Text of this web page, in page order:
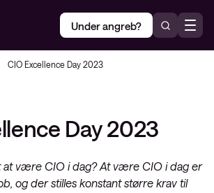
Under angreb?
CIO Excellence Day 2023
Day 2023
være CIO i dag? At være CIO i dag er
og der stilles konstant større krav til